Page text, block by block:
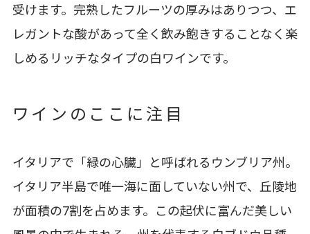
受けます。完熟したフルーツの厚みはありつつ、エ
レガントな酸があって全く飲み飽きすることなく楽
しめるリッチなタイプの白ワインです。
ワインのここに注目
イタリアで「緑の心臓」と呼ばれるウンブリア州。
イタリア半島で唯一海に面していない州で、丘陵地
が面積の7割を占めます。この起伏に富んだ美しい